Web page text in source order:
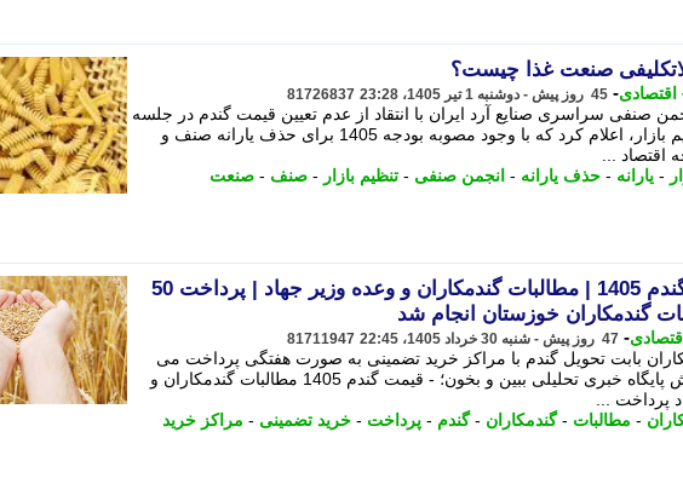
صنعت غذا چیست؟
اقتصادی- 45 روز پیش - دوشنبه 1 تیر 1405، 23:28 81726837
صنفی سراسری صنایع آرد ایران با انتقاد از عدم تعیین قیمت گندم در جلسه
اخیر ستاد تنظیم بازار، اعلام کرد که با وجود مصوبه بودجه 1405 برای حذف یارانه صنف و
...
- یارانه - حذف یارانه - انجمن صنفی - تنظیم بازار - صنف - صنعت
قیمت گندم 1405 | مطالبات گندمکاران و وعده وزیر جهاد | پرداخت 50
گندمکاران خوزستان انجام شد
اقتصادی- 47 روز پیش - شنبه 30 خرداد 1405، 22:45 81711947
بابت تحویل گندم با مراکز خرید تضمینی به صورت هفتگی پرداخت می
شود. به گزارش پایگاه خبری تحلیلی ببین و بخون؛ - قیمت گندم 1405 مطالبات گندمکاران و
پرداخت ...
- مطالبات -گندمکاران -گندم - پرداخت - خرید تضمینی - مراکز خرید